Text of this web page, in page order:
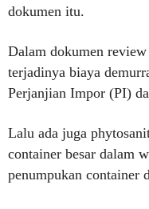
dokumen itu.
Dalam dokumen
terjadinya biaya
Perjanjian Impor (PI)
Lalu ada juga
container besar dalam
penumpukan container